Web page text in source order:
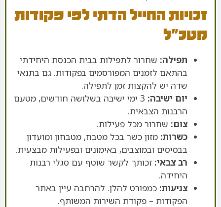
זכויות החייל הדתי לפי פקודות
מטכ"ל
תפילה: שחרור לתפילות בבית הכנסת היחידתי
בהתאם לזמנים המפורסמים בפקודות. גם בתנאי
שדה יש להקצות זמן לתפילה.
יום ישיבה:
3 ימי ישיבה בשלושה חודשים, מטעם
הרבנות הצבאית.
צום: שחרור מכל פעילות.
כשרות: מזון כשר בכל מטבח, מטבחון ומועדון
בבסיסים ובמוצבים, באימונים ובפעילות מבצעית.
רב צבאי: זכותך לקשר שוטף עם סגלי רבנות
היחידה.
צניעות: כמפורט להלן. להרחבה עיין באתר
הפקודות – פקודת השירות המשותף.